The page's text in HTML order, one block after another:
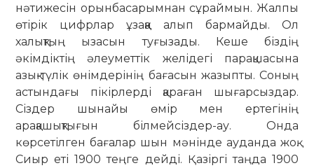
нәтижесін орынбасарымнан сұраймын. Жалпы
өтірік цифрлар ұзаққа алып бармайды. Ол
халықтың ызасын туғызады. Кеше біздің
әкімдіктің әлеуметтік желідегі парақшасына
азық-түлік өнімдерінің бағасын жазыпты. Соның
астындағы пікірлерді қараған шығарсыздар.
Сіздер шынайы өмір мен ертегінің
арақашықтығын білмейсіздер-ау. Онда
көрсетілген бағалар шын мәнінде ауданда жоқ.
Сиыр еті 1900 теңге дейді. Қазіргі таңда 1900